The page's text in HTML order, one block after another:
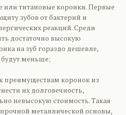
или титановые коронки. Первые
зубов от бактерий и
реакций. Среди
достаточно высокую
на зуб гораздо дешевле,
меньше;
преимуществам коронок из
их долговечность,
невысокую стоимость. Такая
прочной металлической основы,